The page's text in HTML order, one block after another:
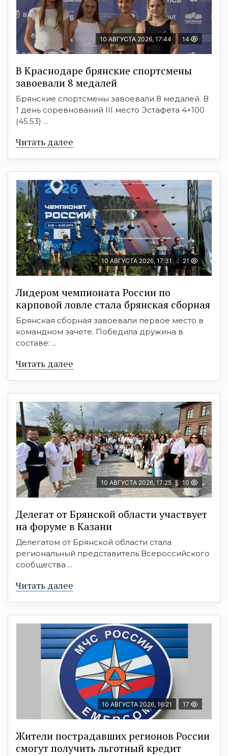
10 АВГУСТА 2026, 17:44 14
В Краснодаре брянские спортсмены
завоевали 8 медалей
Брянские спортсмены завоевали 8 медалей. В
1 день соревнований III место Эстафета 4×100
(45.53) ...
Читать далее
10 АВГУСТА 2026, 17:31 21
Лидером чемпионата России по
карповой ловле стала брянская сборная
Брянская сборная завоевали первое место в
командном зачете. Победила дружина в
составе: ...
Читать далее
10 АВГУСТА 2026, 17:25 10
Делегат от Брянской области участвует
на форуме в Казани
Делегатом от Брянской области стала
региональный представитель Всероссийского
сообщества ...
Читать далее
10 АВГУСТА 2026, 16:21 17
Жители пострадавших регионов России
смогут получить льготный кредит